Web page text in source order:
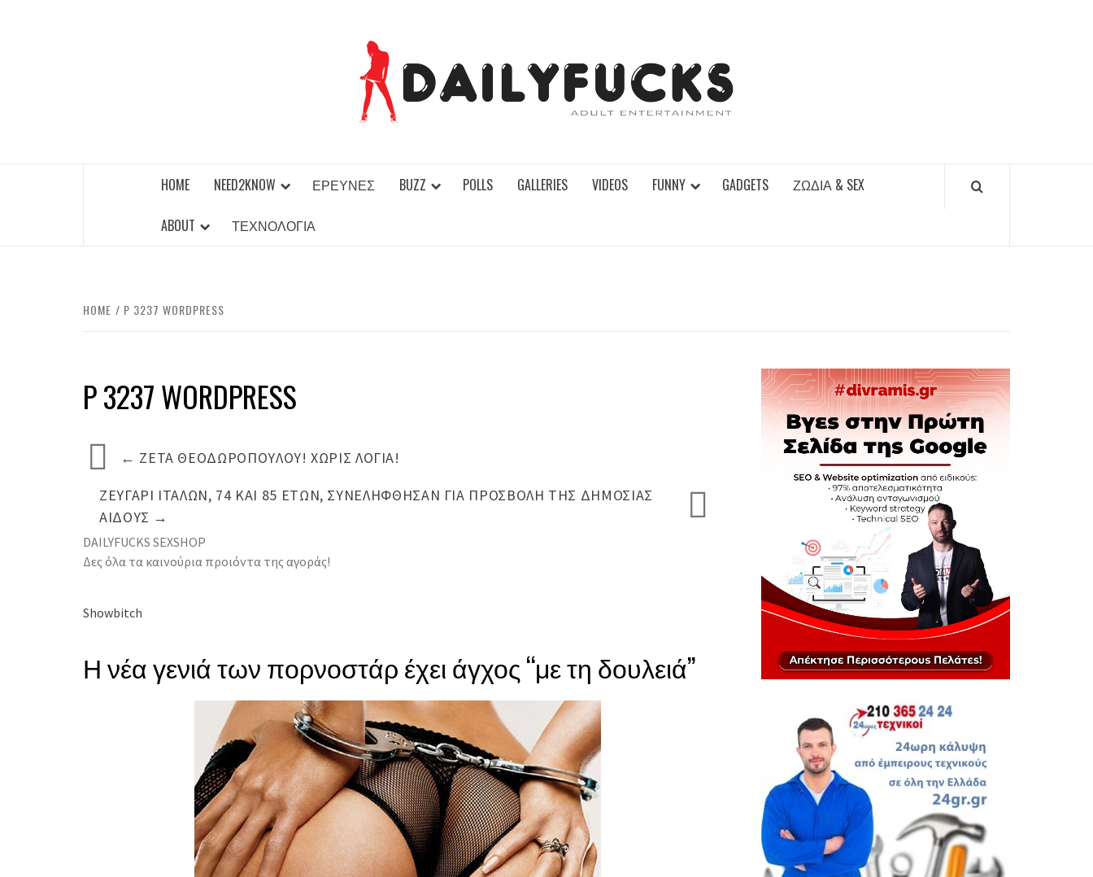
HOME NEED2KNOW ΈΡΕΥΝΕΣ BUZZ POLLS GALLERIES VIDEOS FUNNY GADGETS ΖΏΔΙΑ & SEX
ABOUT ΤΕΧΝΟΛΟΓΊΑ
HOME P 3237 WORDPRESS
P 3237 WORDPRESS
← ΖΈΤΑ ΘΕΟΔΩΡΟΠΟΎΛΟΥ! ΧΩΡΊΣ ΛΌΓΙΑ!
ΖΕΥΓΆΡΙ ΙΤΑΛΏΝ, 74 ΚΑΙ 85 ΕΤΏΝ, ΣΥΝΕΛΉΦΘΗΣΑΝ ΓΙΑ ΠΡΟΣΒΟΛΉ ΤΗΣ ΔΗΜΌΣΙΑΣ
ΑΙΔΟΎΣ →
DAILYFUCKS SEXSHOP
Δες όλα τα καινούρια προιόντα της αγοράς!
Showbitch
Η νέα γενιά των πορνοστάρ έχει άγχος “με τη δουλειά”